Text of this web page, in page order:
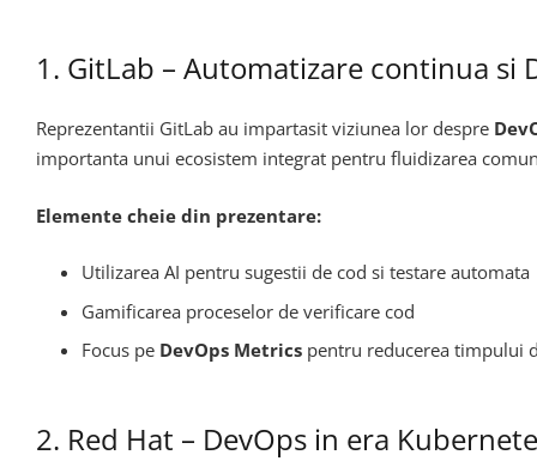
1. GitLab – Automatizare continua si
Reprezentantii GitLab au impartasit viziunea lor despre
importanta unui ecosistem integrat pentru fluidizarea
Elemente cheie din prezentare:
Utilizarea AI pentru sugestii de cod si testare automata
Gamificarea proceselor de verificare cod
Focus pe DevOps Metricspentru reducerea timpului
2. Red Hat – DevOps in era